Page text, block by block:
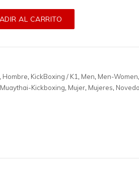
AL CARRITO
Hombre KickBoxing / K1 Men Men-Women
Muaythai-Kickboxing Mujer, Mujeres